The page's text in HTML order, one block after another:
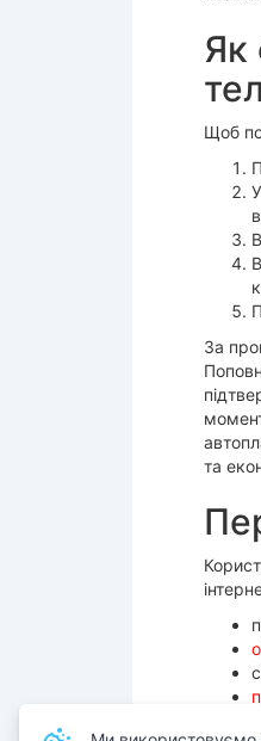
Як
Щоб
За
та